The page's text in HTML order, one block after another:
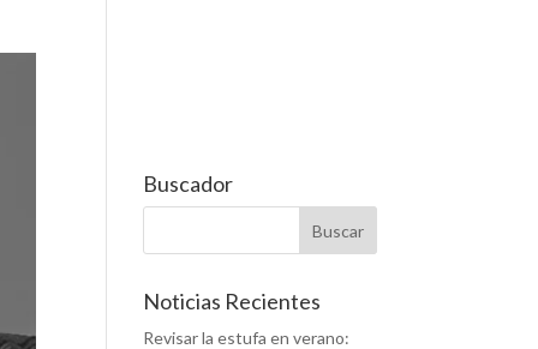
Buscador
Noticias Recientes
Revisar la estufa en verano: